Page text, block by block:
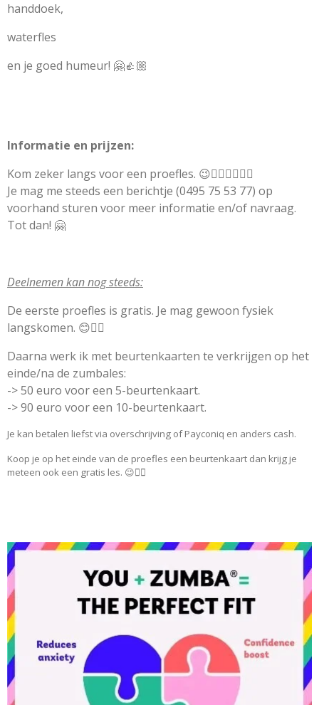
handdoek,
waterfles
en je goed humeur! 🤗👍🏼
Informatie en prijzen:
Kom zeker langs voor een proefles. 😉👍🏼👯‍♀🧡💛
Je mag me steeds een berichtje (0495 75 53 77) op
voorhand sturen voor meer informatie en/of navraag.
Tot dan! 🤗
Deelnemen kan nog steeds:
De eerste proefles is gratis. Je mag gewoon fysiek
langskomen. 😊👍🏼
Daarna werk ik met beurtenkaarten te verkrijgen op het
einde/na de zumbales:
-> 50 euro voor een 5-beurtenkaart.
-> 90 euro voor een 10-beurtenkaart.
Je kan betalen liefst via overschrijving of Payconiq en anders cash.
Koop je op het einde van de proefles een beurtenkaart dan krijg je
meteen ook een gratis les. 😉👍🏼